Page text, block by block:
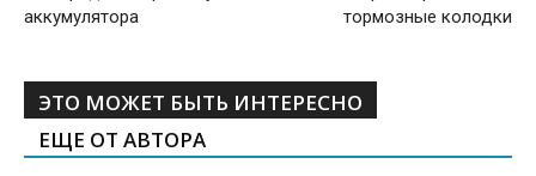
аккумулятора
тормозные колодки
ЭТО МОЖЕТ БЫТЬ ИНТЕРЕСНО
ЕЩЕ ОТ АВТОРА